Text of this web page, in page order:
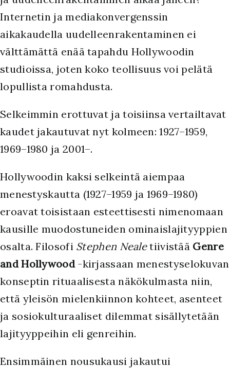
Internetin ja mediakonvergenssin
aikakaudella uudelleenrakentaminen ei
välttämättä enää tapahdu Hollywoodin
studioissa, joten koko teollisuus voi pelätä
lopullista romahdusta.
Selkeimmin erottuvat ja toisiinsa vertailtavat
kaudet jakautuvat nyt kolmeen: 1927–1959,
1969–1980 ja 2001–.
Hollywoodin kaksi selkeintä aiempaa
menestyskautta (1927–1959 ja 1969–1980)
eroavat toisistaan esteettisesti nimenomaan
kausille muodostuneiden ominaislajityyppien
osalta. Filosofi Stephen Nealetiivistää Genre
and Hollywood -kirjassaan menestyselokuvan
konseptin rituaalisesta näkökulmasta niin,
että yleisön mielenkiinnon kohteet, asenteet
ja sosiokulturaaliset dilemmat sisällytetään
lajityyppeihin eli genreihin.
Ensimmäinen nousukausi jakautui